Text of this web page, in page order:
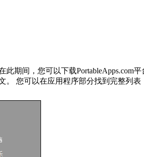
期间，您可以下载PortableApps.com
您可以在应用程序部分找到完整列表